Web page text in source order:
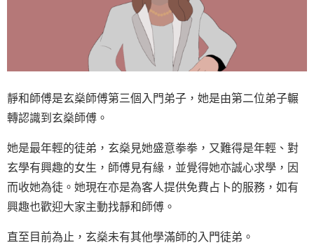
靜和師傅是玄燊師傅第三個入門弟子，她是由第二位弟子輾
轉認識到玄燊師傅。
她是最年輕的徒弟，玄燊見她盛意拳拳，又難得是年輕、對
玄學有興趣的女生，師傅見有緣，並覺得她亦誠心求學，因
而收她為徒。她現在亦是為客人提供免費占卜的服務，如有
興趣也歡迎大家主動找靜和師傅。
直至目前為止，玄燊未有其他學滿師的入門徒弟。